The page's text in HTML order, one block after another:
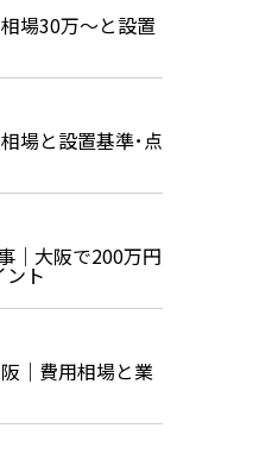
場30万〜と設置
場と設置基準･点
｜大阪で200万円
ト
｜費用相場と業